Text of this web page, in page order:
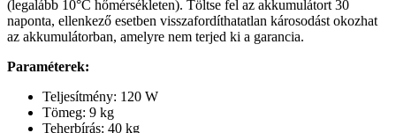
(legalább 10°C hőmérsékleten). Töltse fel az akkumulátort 30
naponta, ellenkező esetben visszafordíthatatlan károsodást okozhat
az akkumulátorban, amelyre nem terjed ki a garancia.
Paraméterek:
Teljesítmény: 120 W
Tömeg: 9 kg
Teherbírás: 40 kg